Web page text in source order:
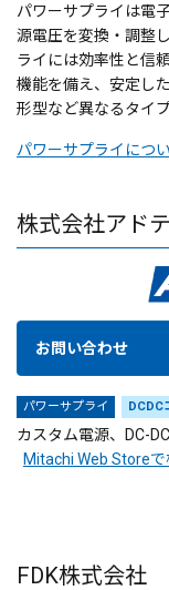
パワーサプライは電
源電圧を変換・調整
ライには効率性と信
機能を備え、安定し
形型など異なるタイ
パワーサプライにつ
株式会社アド
お問い合わせ
パワーサプライ DCDC
カスタム電源、DC-
Mitachi Web Store
FDK株式会社